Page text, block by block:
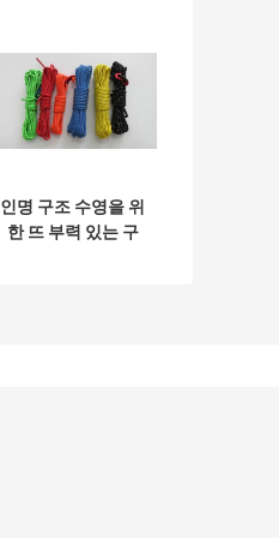
인명 구조 수영을 위
한 뜨 부력 있는 구